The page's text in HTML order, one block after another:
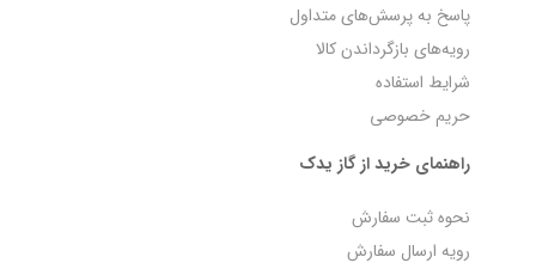
پاسخ به پرسش‌های متداول
رویه‌های بازگرداندن کالا
شرایط استفاده
حریم خصوصی
راهنمای خرید از گاز یدک
نحوه ثبت سفارش
رویه ارسال سفارش